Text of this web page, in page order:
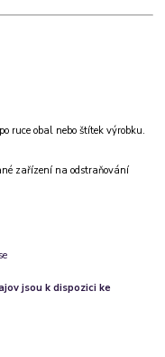
ruce obal nebo štítek výrobku.
zařízení na odstraňování
jsou k dispozici ke